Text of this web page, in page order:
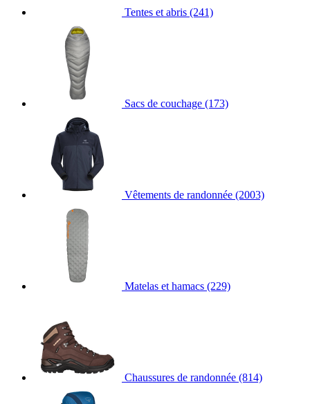
Tentes et abris (241)
Sacs de couchage (173)
Vêtements de randonnée (2003)
Matelas et hamacs (229)
Chaussures de randonnée (814)